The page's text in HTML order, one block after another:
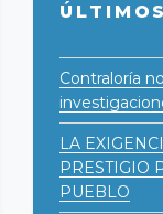
Contraloría
LA
PRESTIGIO
PUEBLO